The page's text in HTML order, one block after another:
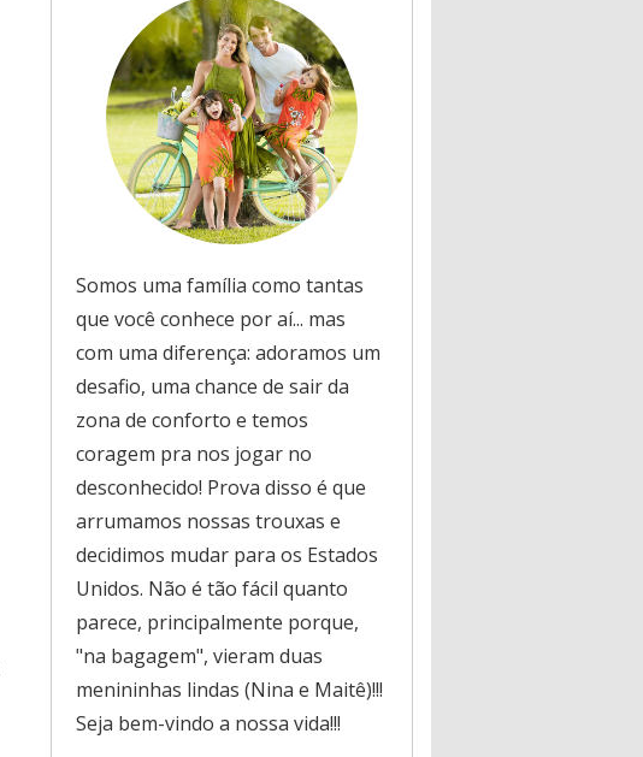
Somos uma família como tantas
que você conhece por aí... mas
com uma diferença: adoramos um
desafio, uma chance de sair da
zona de conforto e temos
coragem pra nos jogar no
desconhecido! Prova disso é que
arrumamos nossas trouxas e
decidimos mudar para os Estados
Unidos. Não é tão fácil quanto
parece, principalmente porque,
"na bagagem", vieram duas
menininhas lindas (Nina e Maitê)!!!
Seja bem-vindo a nossa vida!!!